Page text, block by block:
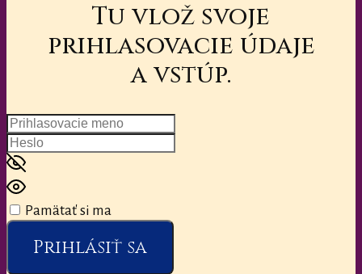
Tu vlož svoje
prihlasovacie údaje
a vstúp.
Pamätať si ma
Prihlásiť sa